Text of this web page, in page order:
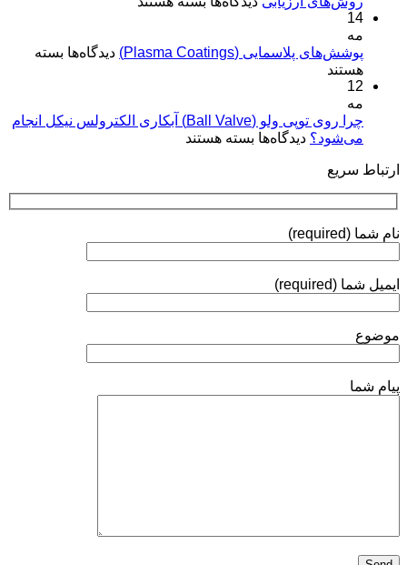
و
پوشش‌های
استانداردها
و
14
مه
پوشش‌های پلاسمایی (Plasma Coatings)
دیدگاه‌ها برای
Coatings)
بسته
هستند
12
مه
چرا روی توپی‌ ولو (Ball Valve) آبکاری الکترولس نیکل انجام
می‌شود؟ دیدگاه‌ها برای
ولو
Valve)
نیکل
انجام
بسته هستند
ارتباط سریع
نام شما (required)
ایمیل شما (required)
موضوع
پیام شما